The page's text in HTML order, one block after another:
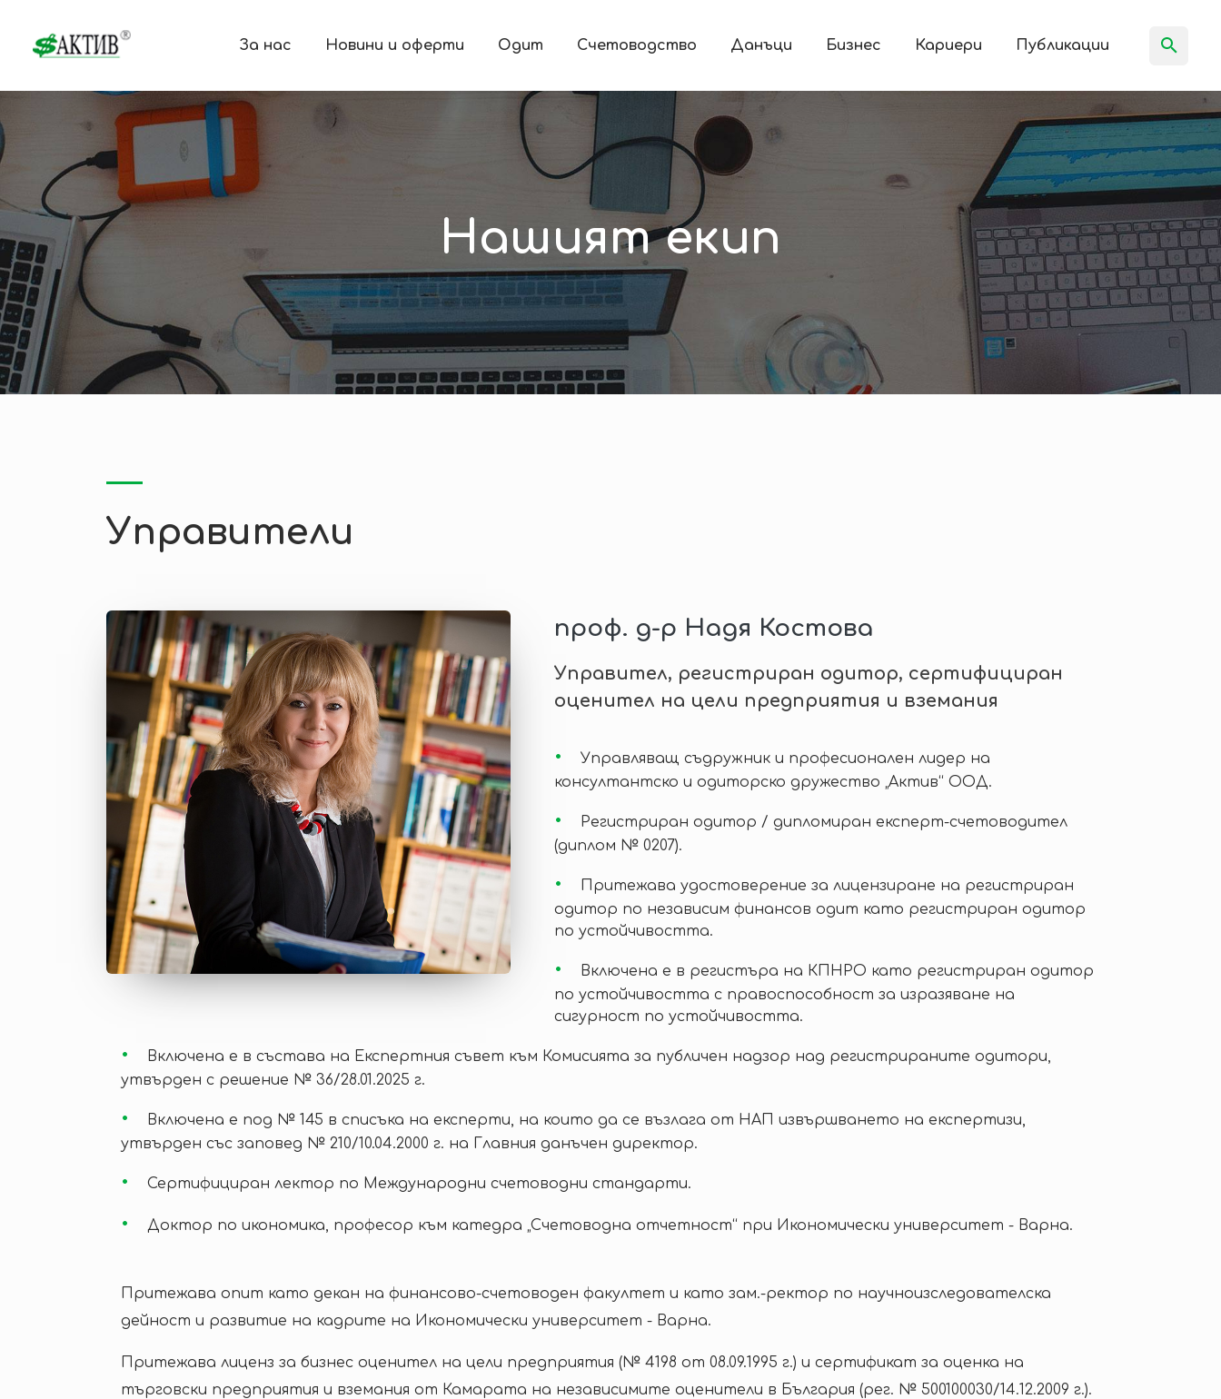
За нас Новини и оферти Одит Счетоводство Данъци Бизнес Кариери Публикации
Нашият екип
Управители
проф. д-р Надя Костова
Управител, регистриран одитор, сертифициран
оценител на цели предприятия и вземания
Управляващ съдружник и професионален лидер на
консултантско и одиторско дружество „Актив“ ООД.
Регистриран одитор / дипломиран експерт-счетоводител
(диплом № 0207).
Притежава удостоверение за лицензиране на регистриран
одитор по независим финансов одит като регистриран одитор
по устойчивостта.
Включена е в регистъра на КПНРО като регистриран одитор
по устойчивостта с правоспособност за изразяване на
сигурност по устойчивостта.
Включена е в състава на Експертния съвет към Комисията за публичен надзор над регистрираните одитори,
утвърден с решение № 36/28.01.2025 г.
Включена е под № 145 в списъка на експерти, на които да се възлага от НАП извършването на експертизи,
утвърден със заповед № 210/10.04.2000 г. на Главния данъчен директор.
Сертифициран лектор по Международни счетоводни стандарти.
Доктор по икономика, професор към катедра „Счетоводна отчетност“ при Икономически университет - Варна.
Притежава опит като декан на финансово-счетоводен факултет и като зам.-ректор по научноизследователска
дейност и развитие на кадрите на Икономически университет - Варна.
Притежава лиценз за бизнес оценител на цели предприятия (№ 4198 от 08.09.1995 г.) и сертификат за оценка на
търговски предприятия и вземания от Камарата на независимите оценители в България (рег. № 500100030/14.12.2009 г.).